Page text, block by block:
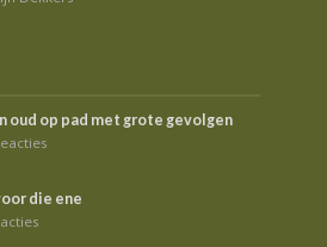
oud op pad met grote gevolgen
die ene